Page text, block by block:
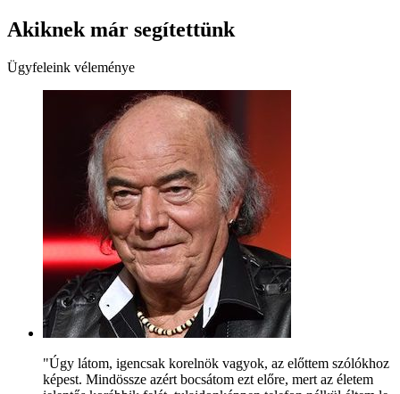
Akiknek már segítettünk
Ügyfeleink véleménye
"Úgy látom, igencsak korelnök vagyok, az előttem szólókhoz
képest. Mindössze azért bocsátom ezt előre, mert az életem